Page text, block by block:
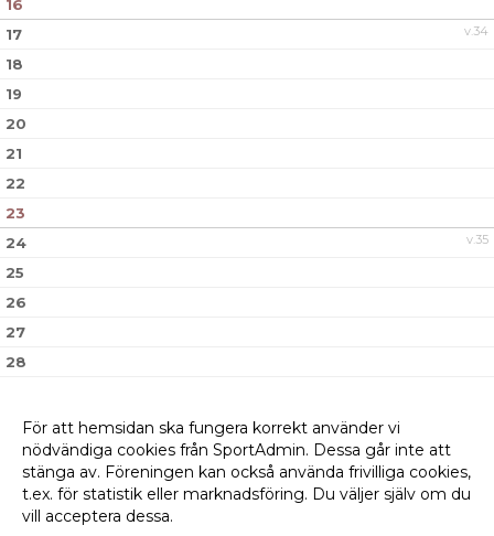
16
v.34
17
18
19
20
21
22
23
v.35
24
25
26
27
28
30För att hemsidan ska fungera korrekt använder vi
nödvändiga cookies från SportAdmin. Dessa går inte att
stänga av. Föreningen kan också använda frivilliga cookies,
t.ex. för statistik eller marknadsföring. Du väljer själv om du
vill acceptera dessa.